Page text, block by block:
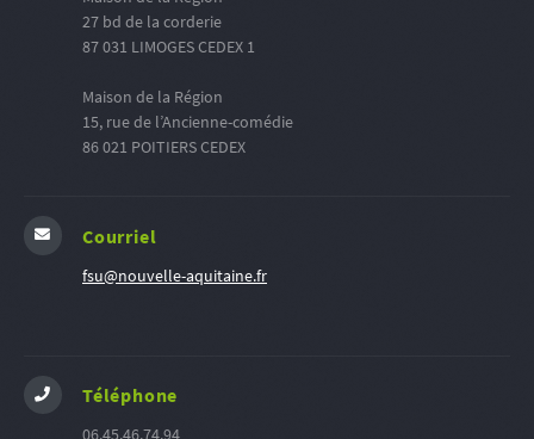
27 bd de la corderie
87 031 LIMOGES CEDEX 1
Maison de la Région
15, rue de l’Ancienne-comédie
86 021 POITIERS CEDEX
Courriel
fsu@nouvelle-aquitaine.fr
Téléphone
06.45.46.74.94